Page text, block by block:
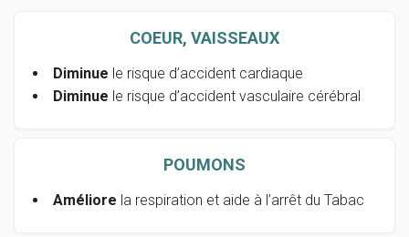
COEUR, VAISSEAUX
Diminue le risque d’accident cardiaque
Diminue le risque d’accident vasculaire cérébral
POUMONS
Améliore la respiration et aide à l’arrêt du Tabac